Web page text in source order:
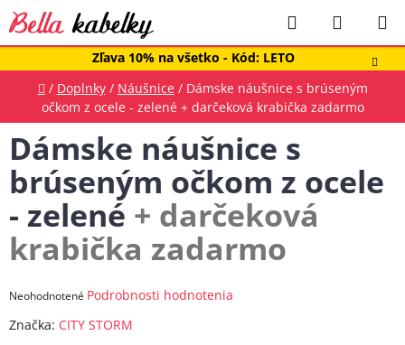
Prejsť
na
obsah
Zľava 10% na všetko - Kód: LETO
Hľadať
KOŠÍK
Domov
/ Doplnky / Náušnice / Dámske náušnice s brúseným
očkom z ocele - zelené + darčeková krabička zadarmo
Dámske náušnice s
brúseným očkom z ocele
- zelené + darčeková
krabička zadarmo
Priemerné
produktu
Neohodnotené Podrobnosti hodnotenia
Značka: CITY STORM